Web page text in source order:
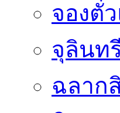
จองตั๋
จุลินท
ฉลาก